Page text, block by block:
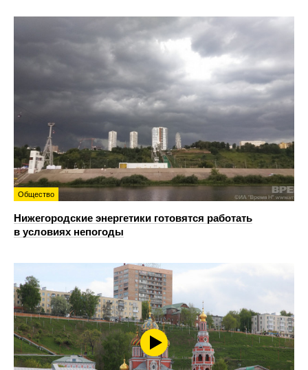
Общество
Нижегородские энергетики готовятся работать
в условиях непогоды